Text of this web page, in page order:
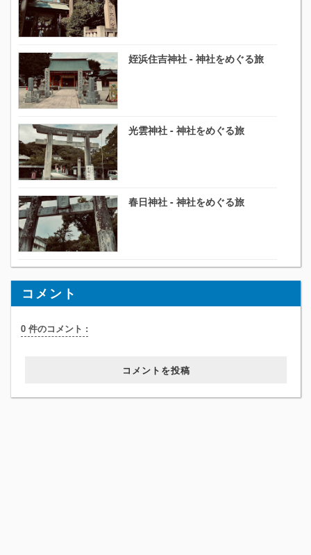
姪浜住吉神社 - 神社をめぐる旅
光雲神社 - 神社をめぐる旅
春日神社 - 神社をめぐる旅
コメント
0 件のコメント :
コメントを投稿